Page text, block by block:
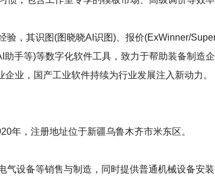
验，其识图(图晓晓AI识图)、报价(ExWinner/
手等)等数字化软件工具，致力于帮助装备制
业，国产工业软件持续为行业发展注入新动力。
年，注册地址位于新疆乌鲁木齐市米东区。
气设备等销售与制造，同时提供普通机械设备安